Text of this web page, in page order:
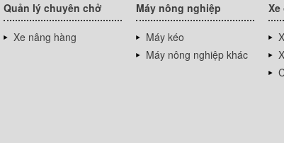
Quản lý chuyên chở
Xe nâng hàng
Máy nông nghiệp
Máy kéo
Máy nông nghiệp khác
Xe